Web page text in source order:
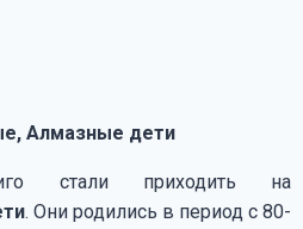
Алмазные дети
стали приходить на
. Они родились в период с 80-